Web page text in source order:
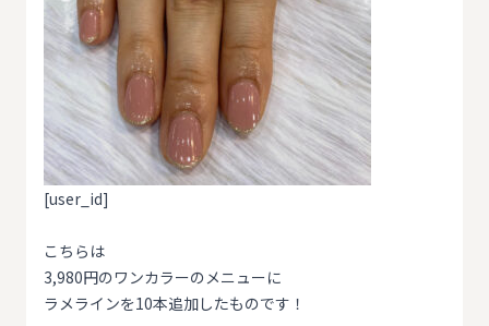
[user_id]
こちらは
3,980円のワンカラーのメニューに
ラメラインを10本追加したものです！